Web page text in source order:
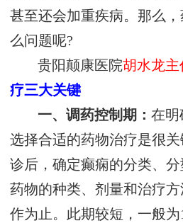
甚至还会加重疾病。那么
么问题呢?
贵阳颠康医院胡水龙主
疗三大关键
一、调药控制期：在明
选择合适的药物治疗是很
诊后，确定癫痫的分类、
药物的种类、剂量和治疗
作为止。此期较短，一般